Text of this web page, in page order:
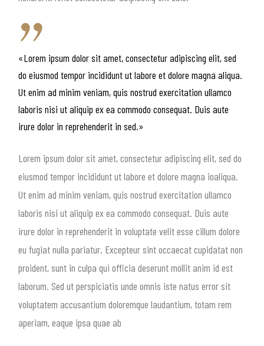
«Lorem ipsum dolor sit amet, consectetur adipiscing elit, sed
do eiusmod tempor incididunt ut labore et dolore magna aliqua.
Ut enim ad minim veniam, quis nostrud exercitation ullamco
laboris nisi ut aliquip ex ea commodo consequat. Duis aute
irure dolor in reprehenderit in sed.»
Lorem ipsum dolor sit amet, consectetur adipiscing elit, sed do
eiusmod tempor incididunt ut labore et dolore magna ioaliqua.
Ut enim ad minim veniam, quis nostrud exercitation ullamco
laboris nisi ut aliquip ex ea commodo consequat. Duis aute
irure dolor in reprehenderit in voluptate velit esse cillum dolore
eu fugiat nulla pariatur. Excepteur sint occaecat cupidatat non
proident, sunt in culpa qui officia deserunt mollit anim id est
laborum. Sed ut perspiciatis unde omnis iste natus error sit
voluptatem accusantium doloremque laudantium, totam rem
aperiam, eaque ipsa quae ab